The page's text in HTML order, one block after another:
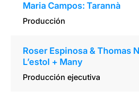
Maria Campos: Tarannà
Producción
Roser Espinosa & Thomas
L’estol + Many
Producción ejecutiva